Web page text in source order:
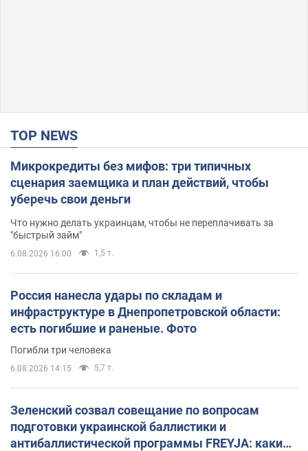
TOP NEWS
Микрокредиты без мифов: три типичных
сценария заемщика и план действий, чтобы
уберечь свои деньги
Что нужно делать украинцам, чтобы не переплачивать за
"быстрый займ"
6.08.2026 16:00 1,5 т.
Россия нанесла удары по складам и
инфраструктуре в Днепропетровской области:
есть погибшие и раненые. Фото
Погибли три человека
6.08.2026 14:15 5,7 т.
Зеленский созвал совещание по вопросам
подготовки украинской баллистики и
антибаллистической программы FREYJA: какие